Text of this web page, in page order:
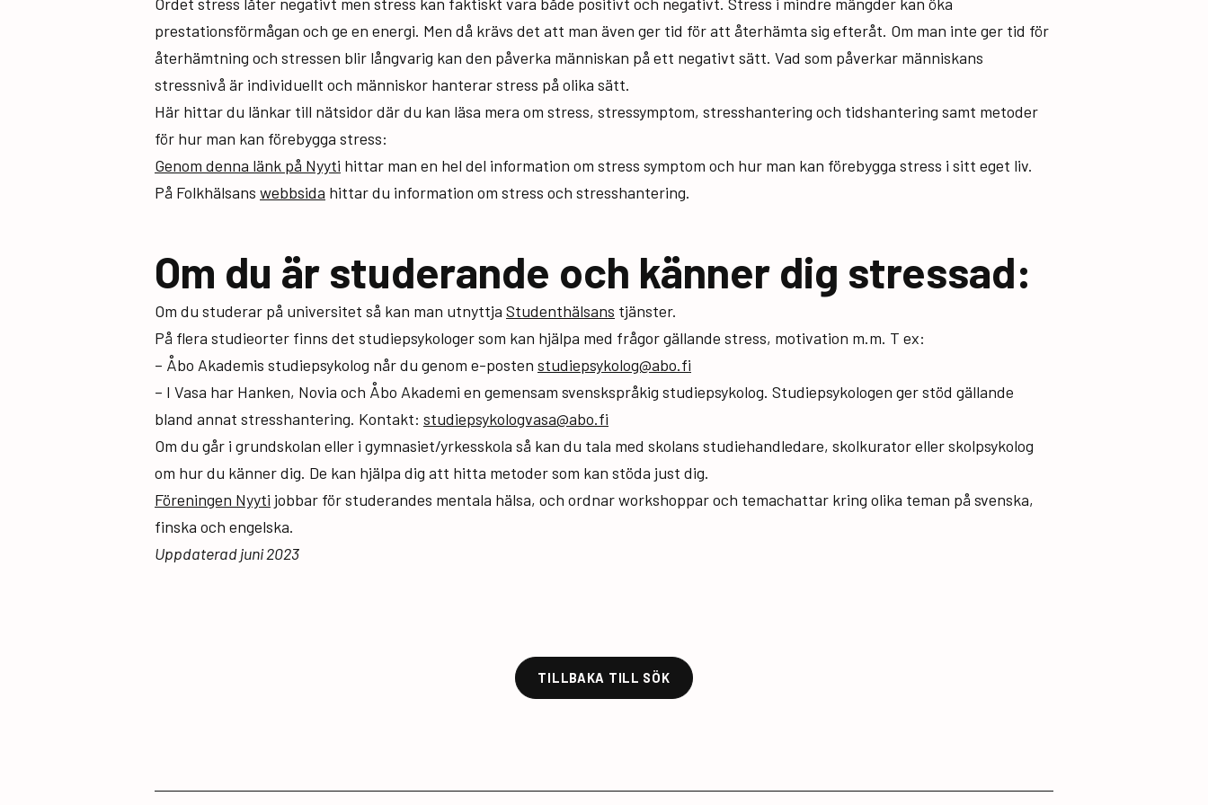
prestationsförmågan och ge en energi. Men då krävs det att man även ger tid för att återhämta sig efteråt. Om man inte ger tid för
återhämtning och stressen blir långvarig kan den påverka människan på ett negativt sätt. Vad som påverkar människans
stressnivå är individuellt och människor hanterar stress på olika sätt.
Här hittar du länkar till nätsidor där du kan läsa mera om stress, stressymptom, stresshantering och tidshantering samt metoder
för hur man kan förebygga stress:
Genom denna länk på Nyyti hittar man en hel del information om stress symptom och hur man kan förebygga stress i sitt eget liv.
På Folkhälsans webbsida hittar du information om stress och stresshantering.
Om du är studerande och känner dig stressad:
Om du studerar på universitet så kan man utnyttja Studenthälsans tjänster.
På flera studieorter finns det studiepsykologer som kan hjälpa med frågor gällande stress, motivation m.m. T ex:
– Åbo Akademis studiepsykolog når du genom e-posten studiepsykolog@abo.fi
– I Vasa har Hanken, Novia och Åbo Akademi en gemensam svenskspråkig studiepsykolog. Studiepsykologen ger stöd gällande
bland annat stresshantering. Kontakt: studiepsykologvasa@abo.fi
Om du går i grundskolan eller i gymnasiet/yrkesskola så kan du tala med skolans studiehandledare, skolkurator eller skolpsykolog
om hur du känner dig. De kan hjälpa dig att hitta metoder som kan stöda just dig.
Föreningen Nyyti jobbar för studerandes mentala hälsa, och ordnar workshoppar och temachattar kring olika teman på svenska,
finska och engelska.
Uppdaterad juni 2023
TILLBAKA TILL SÖK